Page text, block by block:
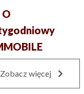
Zobacz więcej